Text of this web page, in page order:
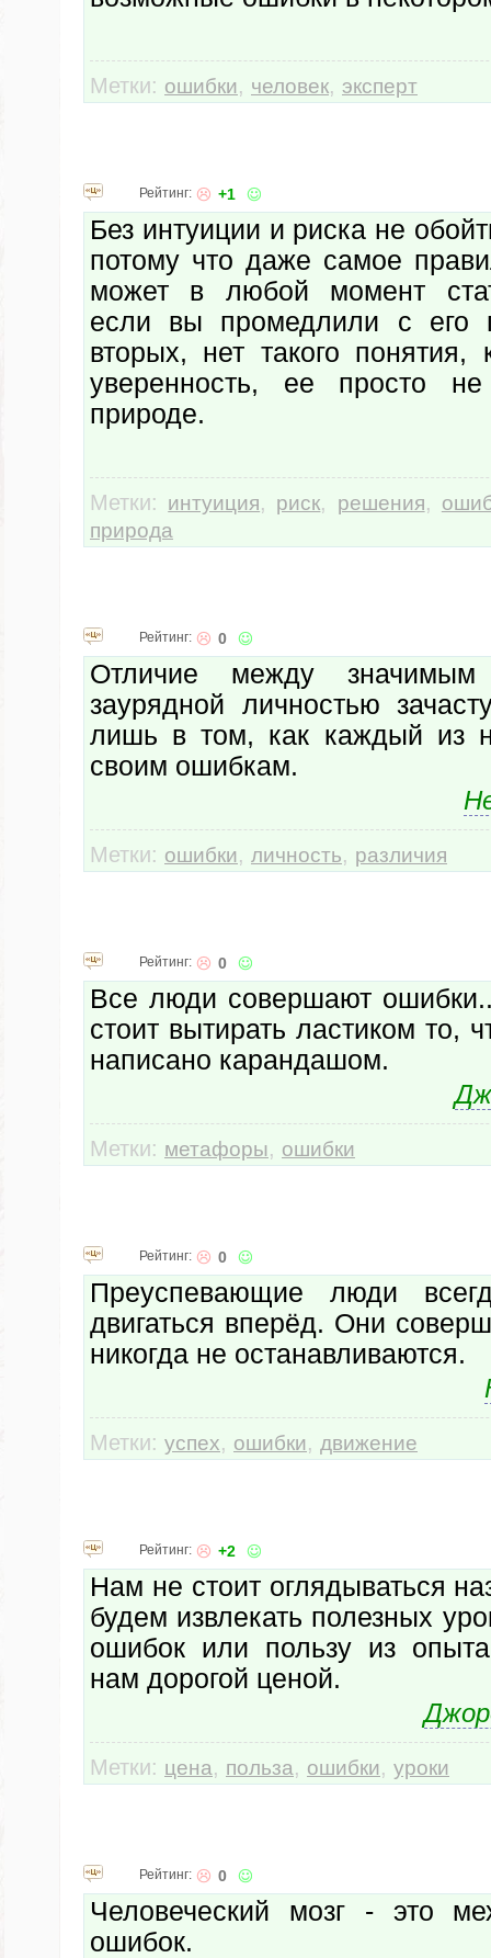
Метки: ошибки, человек, эксперт
Рейтинг: +1
Без интуиции и риска не
потому что даже самое
может в любой момент
если вы промедлили с его
вторых, нет такого понятия,
уверенность, ее просто
природе.
Метки: интуиция, риск, решения,
природа
Рейтинг: 0
Отличие между
заурядной личностью
лишь в том, как каждый из
своим ошибкам.
Метки: ошибки, личность, различия
Рейтинг: 0
Все люди совершают
стоит вытирать ластиком то,
написано карандашом.
Метки: метафоры, ошибки
Рейтинг: 0
Преуспевающие люди
двигаться вперёд. Они
никогда не останавливаются.
Метки: успех, ошибки, движение
Рейтинг: +2
Нам не стоит оглядываться
будем извлекать полезных
ошибок или пользу из
нам дорогой ценой.
Метки: цена, польза, ошибки, уроки
Рейтинг: 0
Человеческий мозг - это
ошибок.